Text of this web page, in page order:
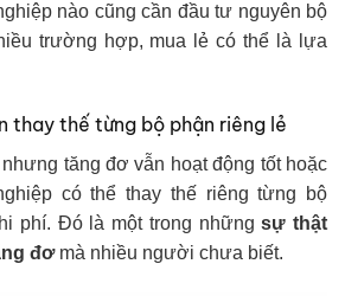
nào cũng cần đầu tư nguyên bộ
trường hợp, mua lẻ có thể là lựa
thay thế từng bộ phận riêng lẻ
tăng đơ vẫn hoạt động tốt hoặc
có thể thay thế riêng từng bộ
phí. Đó là một trong nhữngsự thật
đơmà nhiều người chưa biết.